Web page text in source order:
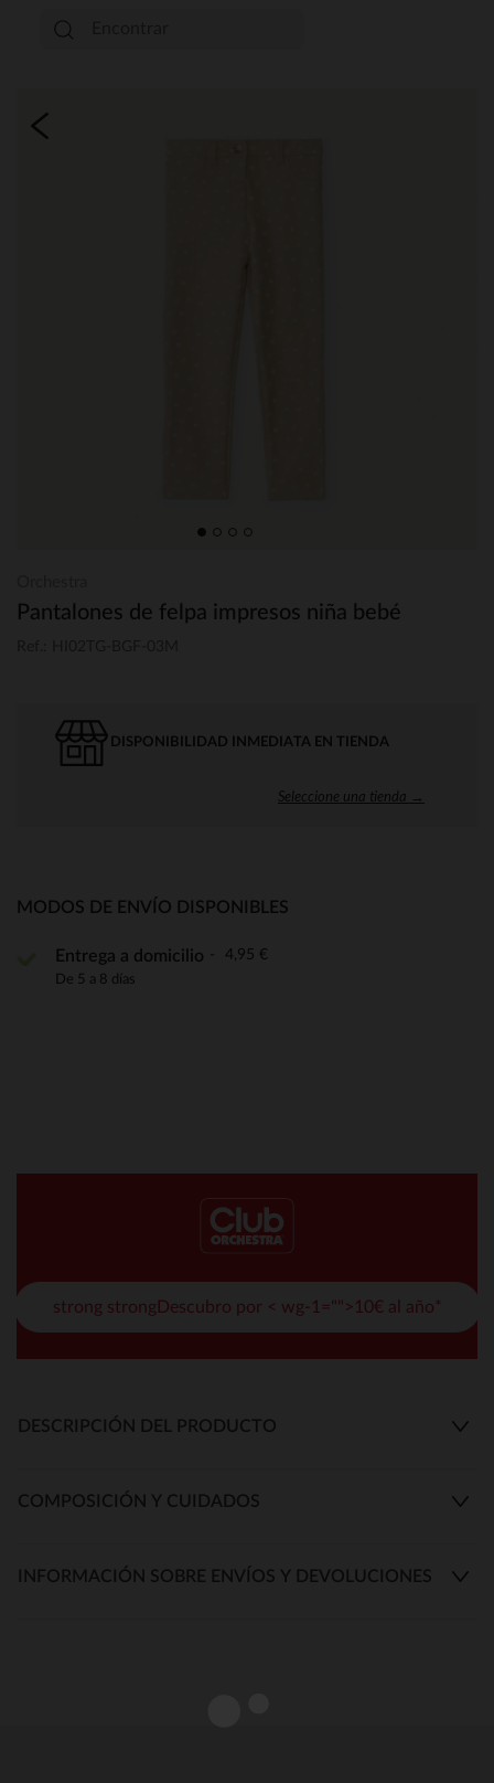
Pantalones de felpa impresos niña bebé
DISPONIBILIDAD INMEDIATA EN TIENDA
Seleccione una tienda →
MODOS DE ENVÍO DISPONIBLES
Entrega a domicilio 4,95 €
De 5 a 8 días
strong strongDescubro por < wg-1="">10€ al año*
DESCRIPCIÓN DEL PRODUCTO
COMPOSICIÓN Y CUIDADOS
INFORMACIÓN SOBRE ENVÍOS Y DEVOLUCIONES